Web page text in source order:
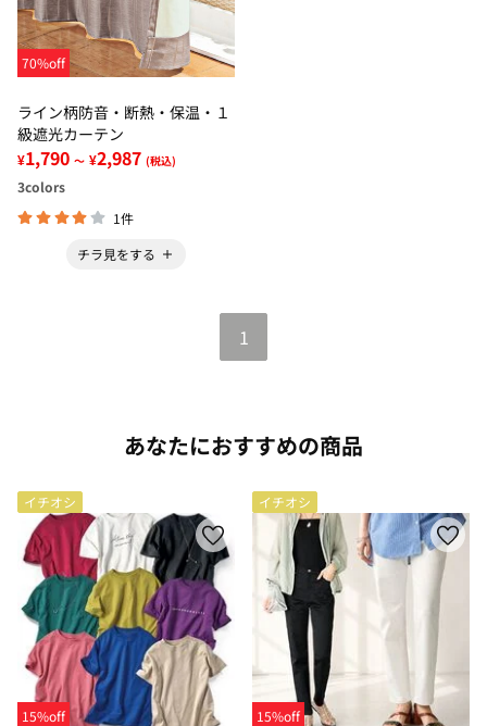
70%off
ライン柄防音・断熱・保温・１
級遮光カーテン
¥1,790 ～ ¥2,987 (税込)
3colors
1件
チラ見をする
1
あなたにおすすめの商品
イチオシ
15%off
イチオシ
15%off